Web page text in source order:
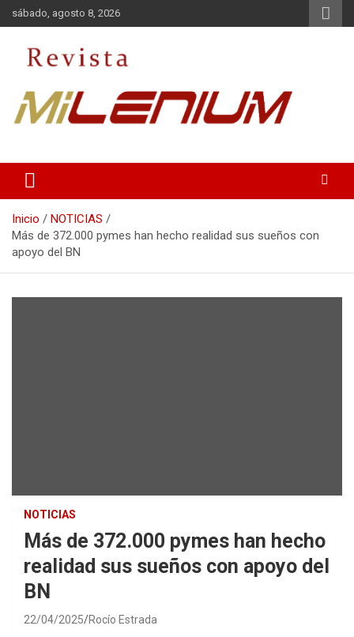
Saltar
al
sábado, agosto 8, 2026
Inicio
NOTICIAS
Más de 372.000 pymes han hecho realidad sus sueños con
apoyo del BN
NOTICIAS
Más de 372.000 pymes han hecho
realidad sus sueños con apoyo del
BN
22/04/2025 Rocío Estrada